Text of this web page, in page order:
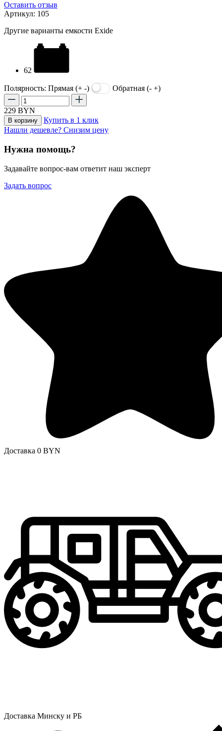
Оставить отзыв
Артикул: 105
Другие варианты емкости Exide
62
Полярность: Прямая (+ -) Обратная (- +)
229 BYN
В корзину
Купить в 1 клик
Нашли дешевле? Снизим цену
Нужна помощь?
Задавайте вопрос-вам ответит наш эксперт
Задать вопрос
Доставка 0 BYN
Доставка Минску и РБ